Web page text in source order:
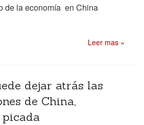
de la economía en China
Leer mas »
dejar atrás las
de China,
picada